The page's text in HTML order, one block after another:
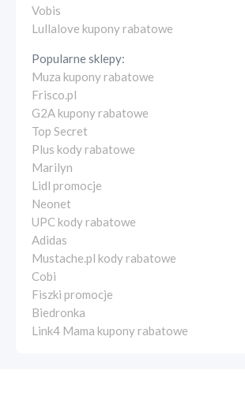
Vobis
Lullalove kupony rabatowe
Popularne sklepy:
Muza kupony rabatowe
Frisco.pl
G2A kupony rabatowe
Top Secret
Plus kody rabatowe
Marilyn
Lidl promocje
Neonet
UPC kody rabatowe
Adidas
Mustache.pl kody rabatowe
Cobi
Fiszki promocje
Biedronka
Link4 Mama kupony rabatowe